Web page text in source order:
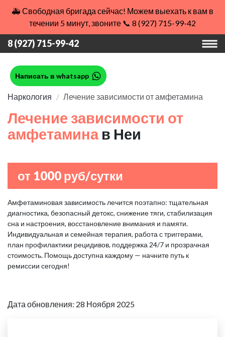
🚑 Свободная бригада сейчас! Можем выехать к вам в
течении 5 минут, звоните 📞 8 (927) 715-99-42
8 (927) 715-99-42
Написать в whatsapp
Наркология Лечение зависимости от амфетамина
Лечение зависимости от
амфетамина в Неи
от 1000 руб/сутки
Амфетаминовая зависимость лечится поэтапно: тщательная
диагностика, безопасный детокс, снижение тяги, стабилизация
сна и настроения, восстановление внимания и памяти.
Индивидуальная и семейная терапия, работа с триггерами,
план профилактики рецидивов, поддержка 24/7 и прозрачная
стоимость. Помощь доступна каждому — начните путь к
ремиссии сегодня!
Дата обновления: 28 Ноября 2025